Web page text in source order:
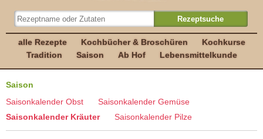
alle Rezepte Kochbücher & Broschüren
Kochkurse
Tradition
Saison Ab Hof Lebensmittelkunde
Saison
Saisonkalender Obst
Saisonkalender Gemüse
Saisonkalender Kräuter
Saisonkalender Pilze